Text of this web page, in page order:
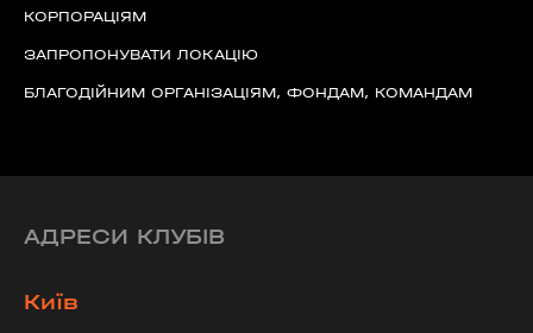
КОРПОРАЦІЯМ
ЗАПРОПОНУВАТИ ЛОКАЦІЮ
БЛАГОДІЙНИМ ОРГАНІЗАЦІЯМ, ФОНДАМ, КОМАНДАМ
АДРЕСИ КЛУБІВ
Київ